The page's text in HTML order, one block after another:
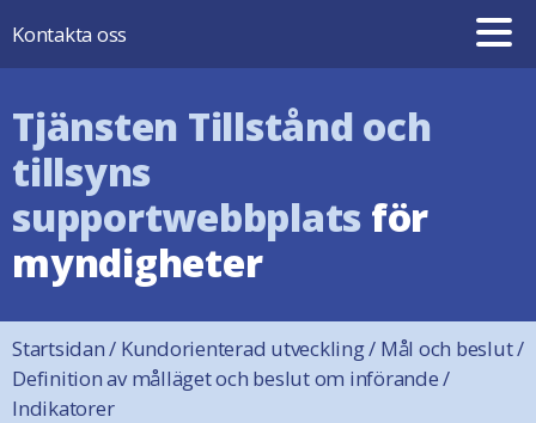
Kontakta oss
Tjänsten Tillstånd och
tillsyns
supportwebbplats för
myndigheter
Startsidan/ Kundorienterad utveckling/ Mål och beslut/
Definition av målläget och beslut om införande/
Indikatorer